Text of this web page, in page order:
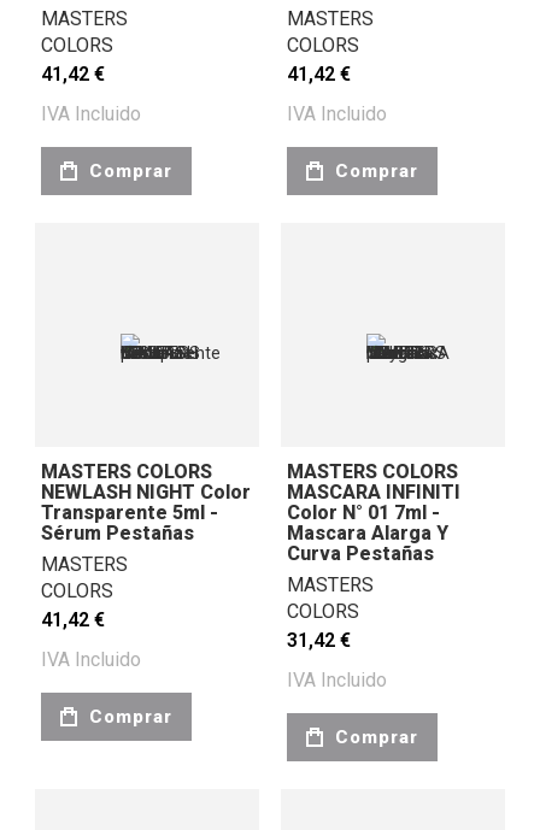
MASTERS
COLORS
41,42 €
IVA Incluido
Comprar
MASTERS
COLORS
41,42 €
IVA Incluido
Comprar
MASTERS COLORS
NEWLASH NIGHT Color
Transparente 5ml -
Sérum Pestañas
MASTERS
COLORS
41,42 €
IVA Incluido
Comprar
MASTERS COLORS
MASCARA INFINITI
Color N° 01 7ml -
Mascara Alarga Y
Curva Pestañas
MASTERS
COLORS
31,42 €
IVA Incluido
Comprar